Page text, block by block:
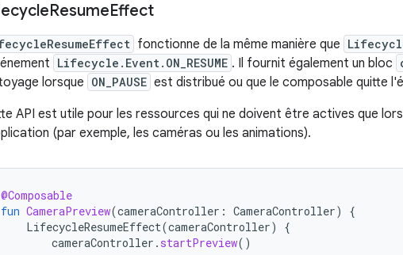
ResumeEffect
fonctionne de la même manière que
Lifecycle.Event.ON_RESUME . Il fournit également un bloc
lorsque ON_PAUSE est distribué ou que le composable quitte
API est utile pour les ressources qui ne doivent être actives que
(par exemple, les caméras ou les animations).
@Composable
fun CameraPreview(cameraController : CameraController)
{
LifecycleResumeEffect(cameraController)
{
cameraController . startPreview()